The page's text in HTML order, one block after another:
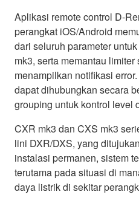
Aplikasi remote control D-
perangkat iOS/Android
dari seluruh parameter
mk3, serta memantau limiter
menampilkan notifikasi
dapat dihubungkan secara
grouping untuk kontrol level
CXR mk3 dan CXS mk3
lini DXR/DXS, yang
instalasi permanen, sistem
terutama pada situasi di
daya listrik di sekitar